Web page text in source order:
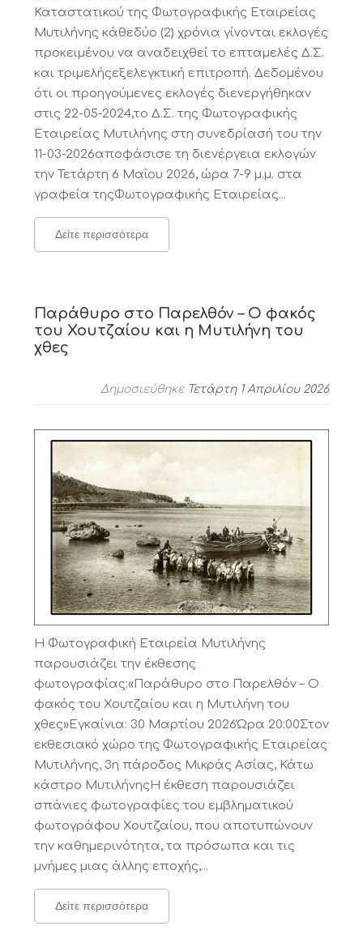
Καταστατικού της Φωτογραφικής Εταιρείας
Μυτιλήνης κάθεδύο (2) χρόνια γίνονται εκλογές
προκειμένου να αναδειχθεί το επταμελές Δ.Σ.
και τριμελήςεξελεγκτική επιτροπή. Δεδομένου
ότι οι προηγούμενες εκλογές διενεργήθηκαν
στις 22-05-2024,το Δ.Σ. της Φωτογραφικής
Εταιρείας Μυτιλήνης στη συνεδρίασή του την
11-03-2026αποφάσισε τη διενέργεια εκλογών
την Τετάρτη 6 Μαΐου 2026, ώρα 7-9 μ.μ. στα
γραφεία τηςΦωτογραφικής Εταιρείας...
Δείτε περισσότερα
Παράθυρο στο Παρελθόν – Ο φακός
του Χουτζαίου και η Μυτιλήνη του
χθες
Δημοσιεύθηκε Τετάρτη 1 Απριλίου 2026
Η Φωτογραφική Εταιρεία Μυτιλήνης
παρουσιάζει την έκθεσης
φωτογραφίας:«Παράθυρο στο Παρελθόν – Ο
φακός του Χουτζαίου και η Μυτιλήνη του
χθες»Εγκαίνια: 30 Μαρτίου 2026Ώρα 20:00Στον
εκθεσιακό χώρο της Φωτογραφικής Εταιρείας
Μυτιλήνης, 3η πάροδος Μικράς Ασίας, Κάτω
κάστρο ΜυτιλήνηςΗ έκθεση παρουσιάζει
σπάνιες φωτογραφίες του εμβληματικού
φωτογράφου Χουτζαίου, που αποτυπώνουν
την καθημερινότητα, τα πρόσωπα και τις
μνήμες μιας άλλης εποχής,...
Δείτε περισσότερα